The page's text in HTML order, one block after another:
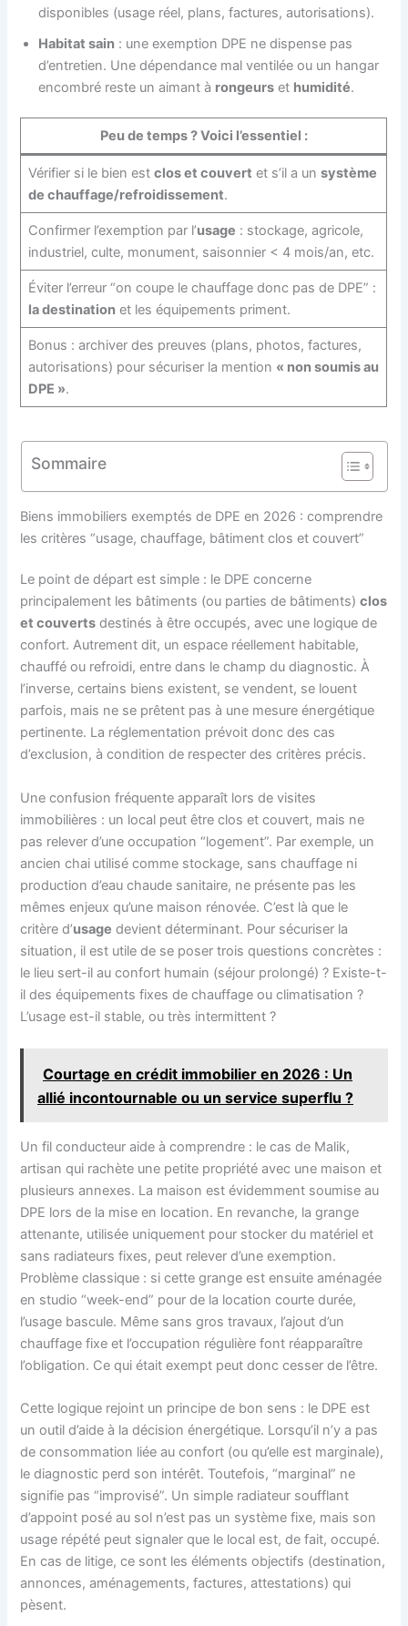
disponibles (usage réel, plans, factures, autorisations).
Habitat sain : une exemption DPE ne dispense pas
d’entretien. Une dépendance mal ventilée ou un hangar
encombré reste un aimant à rongeurs et humidité.
Peu de temps ? Voici l’essentiel :
Vérifier si le bien est clos et couvert et s’il a un système
de chauffage/refroidissement.
Confirmer l’exemption par l’usage : stockage, agricole,
industriel, culte, monument, saisonnier < 4 mois/an, etc.
Éviter l’erreur “on coupe le chauffage donc pas de DPE” :
la destinationet les équipements priment.
Bonus : archiver des preuves (plans, photos, factures,
autorisations) pour sécuriser la mention « non soumis au
DPE ».
Sommaire
Biens immobiliers exemptés de DPE en 2026 : comprendre
les critères “usage, chauffage, bâtiment clos et couvert”
Le point de départ est simple : le DPE concerne
principalement les bâtiments (ou parties de bâtiments)clos
et couverts destinés à être occupés, avec une logique de
confort. Autrement dit, un espace réellement habitable,
chauffé ou refroidi, entre dans le champ du diagnostic. À
l’inverse, certains biens existent, se vendent, se louent
parfois, mais ne se prêtent pas à une mesure énergétique
pertinente. La réglementation prévoit donc des cas
d’exclusion, à condition de respecter des critères précis.
Une confusion fréquente apparaît lors de visites
immobilières : un local peut être clos et couvert, mais ne
pas relever d’une occupation “logement”. Par exemple, un
ancien chai utilisé comme stockage, sans chauffage ni
production d’eau chaude sanitaire, ne présente pas les
mêmes enjeux qu’une maison rénovée. C’est là que le
critère d’usage devient déterminant. Pour sécuriser la
situation, il est utile de se poser trois questions concrètes :
le lieu sert-il au confort humain (séjour prolongé) ? Existe-t-
il des équipements fixes de chauffage ou climatisation ?
L’usage est-il stable, ou très intermittent ?
Courtage en crédit immobilier en 2026 : Un
allié incontournable ou un service superflu ?
Un fil conducteur aide à comprendre : le cas de Malik,
artisan qui rachète une petite propriété avec une maison et
plusieurs annexes. La maison est évidemment soumise au
DPE lors de la mise en location. En revanche, la grange
attenante, utilisée uniquement pour stocker du matériel et
sans radiateurs fixes, peut relever d’une exemption.
Problème classique : si cette grange est ensuite aménagée
en studio “week-end” pour de la location courte durée,
l’usage bascule. Même sans gros travaux, l’ajout d’un
chauffage fixe et l’occupation régulière font réapparaître
l’obligation. Ce qui était exempt peut donc cesser de l’être.
Cette logique rejoint un principe de bon sens : le DPE est
un outil d’aide à la décision énergétique. Lorsqu’il n’y a pas
de consommation liée au confort (ou qu’elle est marginale),
le diagnostic perd son intérêt. Toutefois, “marginal” ne
signifie pas “improvisé”. Un simple radiateur soufflant
d’appoint posé au sol n’est pas un système fixe, mais son
usage répété peut signaler que le local est, de fait, occupé.
En cas de litige, ce sont les éléments objectifs (destination,
annonces, aménagements, factures, attestations) qui
pèsent.